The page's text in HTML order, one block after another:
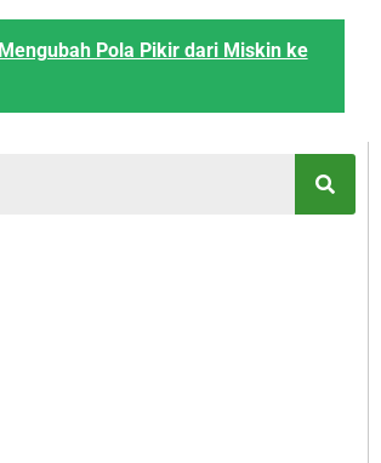
Mengubah Pola Pikir dari Miskin ke